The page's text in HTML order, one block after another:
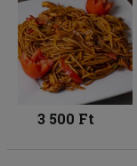
3 500 Ft